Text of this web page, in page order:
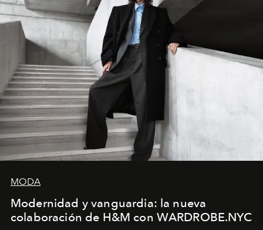
MODA
Modernidad y vanguardia: la nueva
colaboración de H&M con WARDROBE.NYC